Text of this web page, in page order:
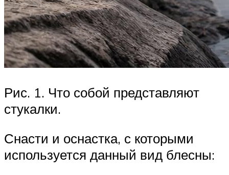
Рис. 1. Что собой представляют
стукалки.
Снасти и оснастка, с которыми
используется данный вид блесны: